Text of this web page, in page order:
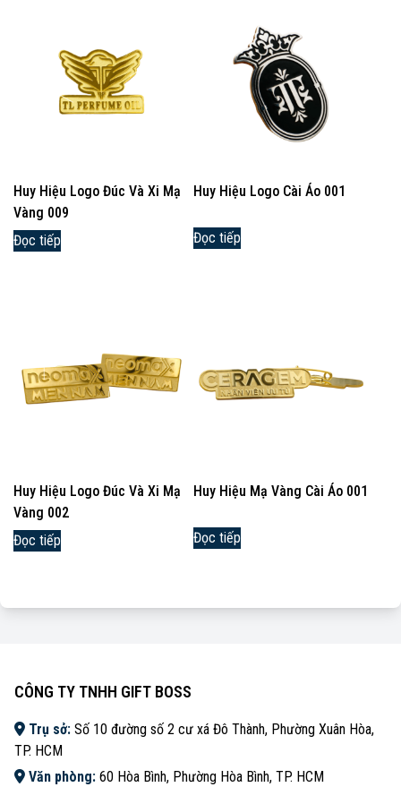
Huy Hiệu Logo Đúc Và Xi Mạ
Vàng 009
Đọc tiếp
Huy Hiệu Logo Cài Áo 001
Đọc tiếp
Huy Hiệu Logo Đúc Và Xi Mạ
Vàng 002
Đọc tiếp
Huy Hiệu Mạ Vàng Cài Áo 001
Đọc tiếp
CÔNG TY TNHH GIFT BOSS
Trụ sở: Số 10 đường số 2 cư xá Đô Thành, Phường Xuân Hòa,
TP. HCM
Văn phòng: 60 Hòa Bình, Phường Hòa Bình, TP. HCM